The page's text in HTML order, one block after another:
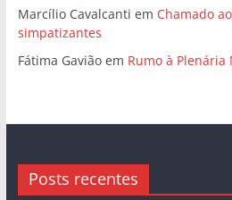
Marcílio Cavalcanti em Chamado
simpatizantes
Fátima Gaviãoem Rumo à Plenária
Posts recentes